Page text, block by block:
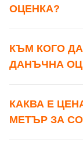
ОЦЕНКА?
КЪМ КОГО
ДАНЪЧНА
КАКВА Е
МЕТЪР ЗА